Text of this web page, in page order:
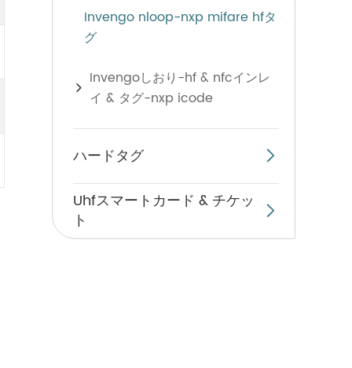
Invengo nloop-nxp mifare hfタ
グ
Invengoしおり-hf & nfcインレ
イ & タグ-nxp icode
ハードタグ 
Uhfスマートカード & チケッ
ト
